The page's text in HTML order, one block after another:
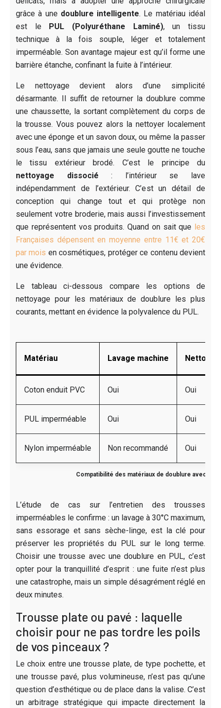
grâce à une doublure intelligente. Le matériau idéal
est le PUL (Polyuréthane Laminé), un tissu
technique à la fois souple, léger et totalement
imperméable. Son avantage majeur est qu’il forme une
barrière étanche, confinant la fuite à l’intérieur.
Le nettoyage devient alors d’une simplicité
désarmante. Il suffit de retourner la doublure comme
une chaussette, la sortant complètement du corps de
la trousse. Vous pouvez alors la nettoyer localement
avec une éponge et un savon doux, ou même la passer
sous l’eau, sans que jamais une seule goutte ne touche
le tissu extérieur brodé. C’est le principe du
nettoyage dissocié : l’intérieur se lave
indépendamment de l’extérieur. C’est un détail de
conception qui change tout et qui protège non
seulement votre broderie, mais aussi l’investissement
que représentent vos produits. Quand on sait que les
Françaises dépensent en moyenne entre 11€ et 20€
par mois en cosmétiques, protéger ce contenu devient
une évidence.
Le tableau ci-dessous compare les options de
nettoyage pour les matériaux de doublure les plus
courants, mettant en évidence la polyvalence du PUL.
Compatibilité des matériaux de doublure avec les
Matériau Lavage machine
Coton enduit PVC Oui Oui
PUL imperméable Oui Oui
Nylon imperméable Non recommandé Oui
L’étude de cas sur l’entretien des trousses
imperméables le confirme : un lavage à 30°C maximum,
sans essorage et sans sèche-linge, est la clé pour
préserver les propriétés du PUL sur le long terme.
Choisir une trousse avec une doublure en PUL, c’est
opter pour la tranquillité d’esprit : une fuite n’est plus
une catastrophe, mais un simple désagrément réglé en
deux minutes.
Trousse plate ou pavé : laquelle
choisir pour ne pas tordre les poils
de vos pinceaux ?
Le choix entre une trousse plate, de type pochette, et
une trousse pavé, plus volumineuse, n’est pas qu’une
question d’esthétique ou de place dans la valise. C’est
un arbitrage stratégique qui impacte directement la